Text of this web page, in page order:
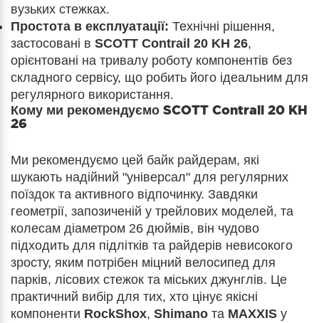
вузьких стежках.
Простота в експлуатації: Технічні рішення,
застосовані в SCOTT Contrail 20 KH 26,
орієнтовані на тривалу роботу компонентів без
складного сервісу, що робить його ідеальним для
регулярного використання.
Кому ми рекомендуємо SCOTT Contrail 20 KH
26
Ми рекомендуємо цей байк райдерам, які
шукають надійний "універсал" для регулярних
поїздок та активного відпочинку. Завдяки
геометрії, запозиченій у трейлових моделей, та
колесам діаметром 26 дюймів, він чудово
підходить для підлітків та райдерів невисокого
зросту, яким потрібен міцний велосипед для
парків, лісових стежок та міських джунглів. Це
практичний вибір для тих, хто цінує якісні
компоненти RockShox, Shimano та MAXXIS у